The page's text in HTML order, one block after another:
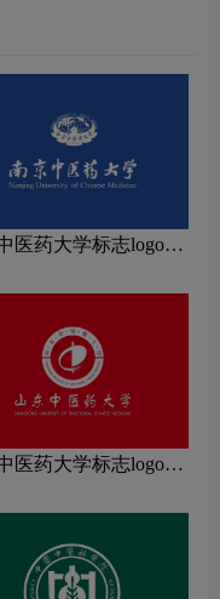
医药大学标志logo图
医药大学标志logo图